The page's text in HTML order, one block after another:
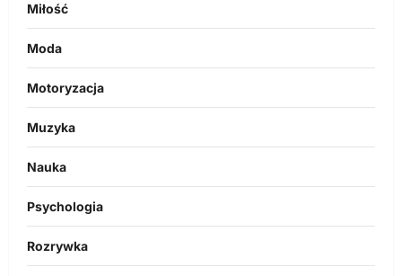
Miłość
Moda
Motoryzacja
Muzyka
Nauka
Psychologia
Rozrywka